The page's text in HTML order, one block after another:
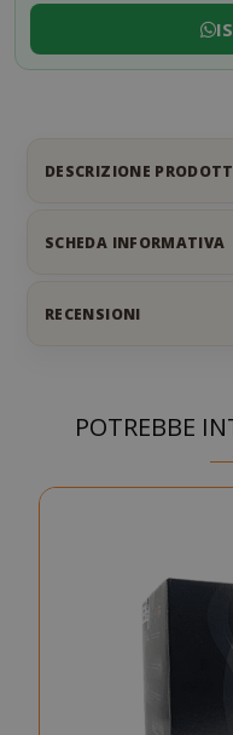
DESCRIZIONE
SCHEDA INFORMATIVA
RECENSIONI
POTREBBE